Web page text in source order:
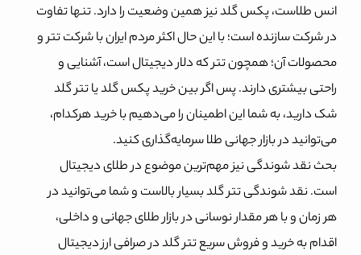
انس طلاست، پکس گلد نیز همین وضعیت را دارد. تنها تفاوت
در شرکت سازنده است؛ با این حال اکثر مردم ایران با شرکت تتر و
محصولات آن؛ همچون تتر که دلار دیجیتال است، آشنایی و
راحتی بیشتری دارند. پس اگر بین خرید پکس گلد یا تتر گلد
شک دارید، به شما این اطمینان را می‌دهیم با خرید هرکدام،
می‌توانید در بازار جهانی طلا سرمایه‌گذاری کنید.
بحث نقد شوندگی نیز مهم‌ترین موضوع در طلای دیجیتال
است. نقد شوندگی تتر گلد بسیار بالاست و شما می‌توانید در
هر زمان و با هر مقدار نوسانی در بازار طلای جهانی و داخلی،
اقدام به خرید و فروش سریع تتر گلد در صرافی ارز دیجیتال